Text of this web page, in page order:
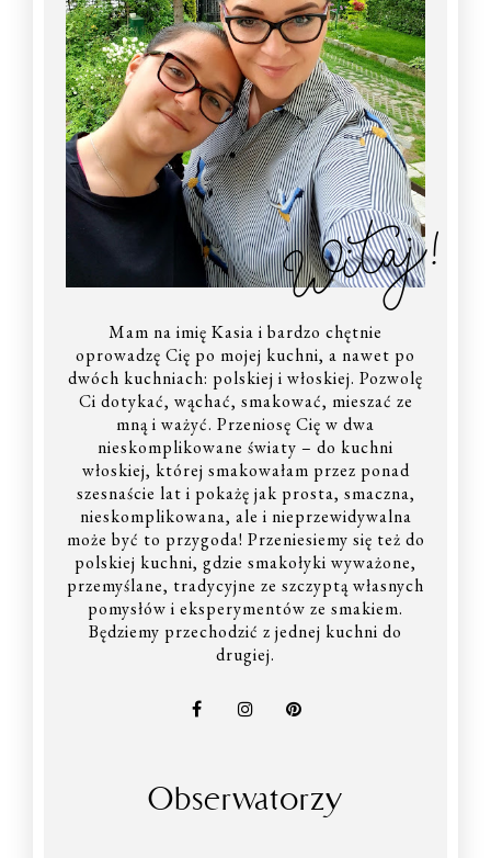
Witaj!
Mam na imię Kasia i bardzo chętnie
oprowadzę Cię po mojej kuchni, a nawet po
dwóch kuchniach: polskiej i włoskiej. Pozwolę
Ci dotykać, wąchać, smakować, mieszać ze
mną i ważyć. Przeniosę Cię w dwa
nieskomplikowane światy – do kuchni
włoskiej, której smakowałam przez ponad
szesnaście lat i pokażę jak prosta, smaczna,
nieskomplikowana, ale i nieprzewidywalna
może być to przygoda! Przeniesiemy się też do
polskiej kuchni, gdzie smakołyki wyważone,
przemyślane, tradycyjne ze szczyptą własnych
pomysłów i eksperymentów ze smakiem.
Będziemy przechodzić z jednej kuchni do
drugiej.
Obserwatorzy